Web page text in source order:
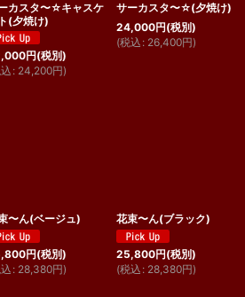
カスタ〜☆キャスケ
(夕焼け)
円(税別)
: 24,200円)
サーカスタ〜☆(夕焼け)
24,000円(税別)
(税込 : 26,400円)
〜ん(ベージュ)
円(税別)
: 28,380円)
花束〜ん(ブラック)
25,800円(税別)
(税込 : 28,380円)